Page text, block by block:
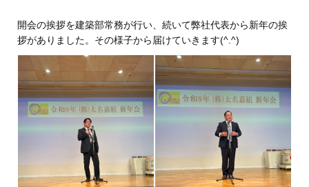
開会の挨拶を建築部常務が行い、続いて弊社代表から新年の挨
拶がありました。その様子から届けていきます(^.^)